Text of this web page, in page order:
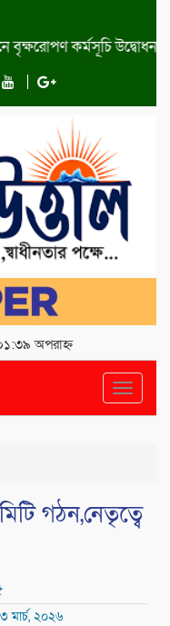
বৃক্ষরোপণ কর্মসূচি উদ্বোধন
অপরাহ্ন
Toggle
গঠন,নেতৃত্বে
মার্চ, ২০২৬